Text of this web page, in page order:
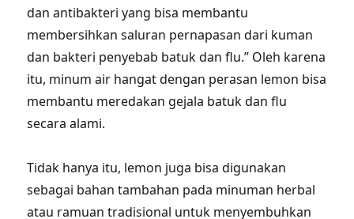
dan antibakteri yang bisa membantu
membersihkan saluran pernapasan dari kuman
dan bakteri penyebab batuk dan flu.” Oleh karena
itu, minum air hangat dengan perasan lemon bisa
membantu meredakan gejala batuk dan flu
secara alami.
Tidak hanya itu, lemon juga bisa digunakan
sebagai bahan tambahan pada minuman herbal
atau ramuan tradisional untuk menyembuhkan